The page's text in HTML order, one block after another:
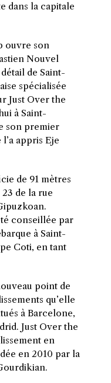
dans la capitale
ouvre son
Nouvel
de Saint-
spécialisée
Just Over the
à Saint-
son premier
appris Eje
de 91 mètres
de la rue
conseillée par
à Saint-
Coti, en tant
point de
qu’elle
à Barcelone,
Just Over the
en
en 2010 par la